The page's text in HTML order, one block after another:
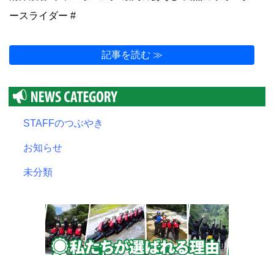
ースライダー #
記事を読む ≫
STAFFのつぶやき
お知らせ
未分類